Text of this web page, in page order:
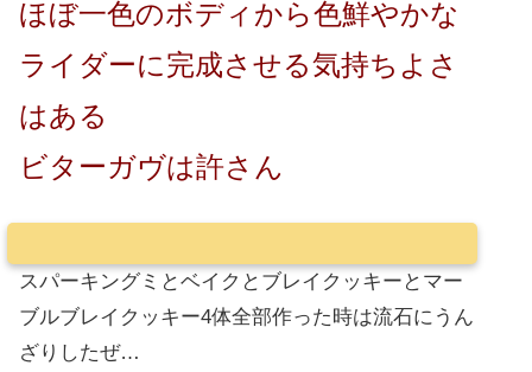
ほぼ一色のボディから色鮮やかな
ライダーに完成させる気持ちよさ
はある
ビターガヴは許さん
スパーキングミとベイクとブレイクッキーとマー
ブルブレイクッキー4体全部作った時は流石にうん
ざりしたぜ…